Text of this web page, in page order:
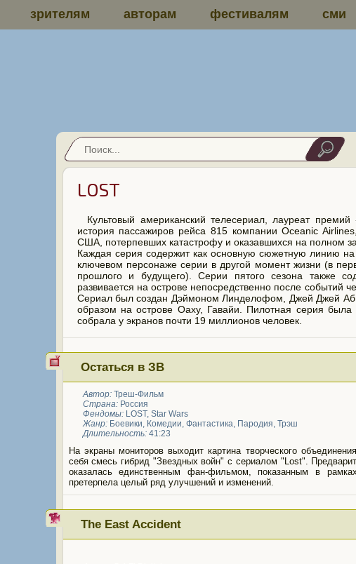
зрителям авторам фестивалям сми
LOST
Культовый американский телесериал, лауреат
история пассажиров рейса 815 компании Oceanic
США, потерпевших катастрофу и оказавшихся на полном
Каждая серия содержит как основную сюжетную линию
ключевом персонаже серии в другой момент жизни (в
прошлого и будущего). Серии пятого сезона также
развивается на острове непосредственно после событий
Сериал был создан Дэймоном Линделофом, Джей Джей
образом на острове Оаху, Гавайи. Пилотная серия
собрала у экранов почти 19 миллионов человек.
Остаться в ЗВ
Автор: Треш-Фильм
Страна:Россия
Фендомы: LOST, Star Wars
Жанр: Боевики, Комедии, Фантастика, Пародия, Трэш
Длительность:41:23
На экраны мониторов выходит картина творческого
себя смесь гибрид "Звездных войн" с сериалом "Lost".
оказалась единственным фан-фильмом, показанным в
претерпела целый ряд улучшений и изменений.
The East Accident